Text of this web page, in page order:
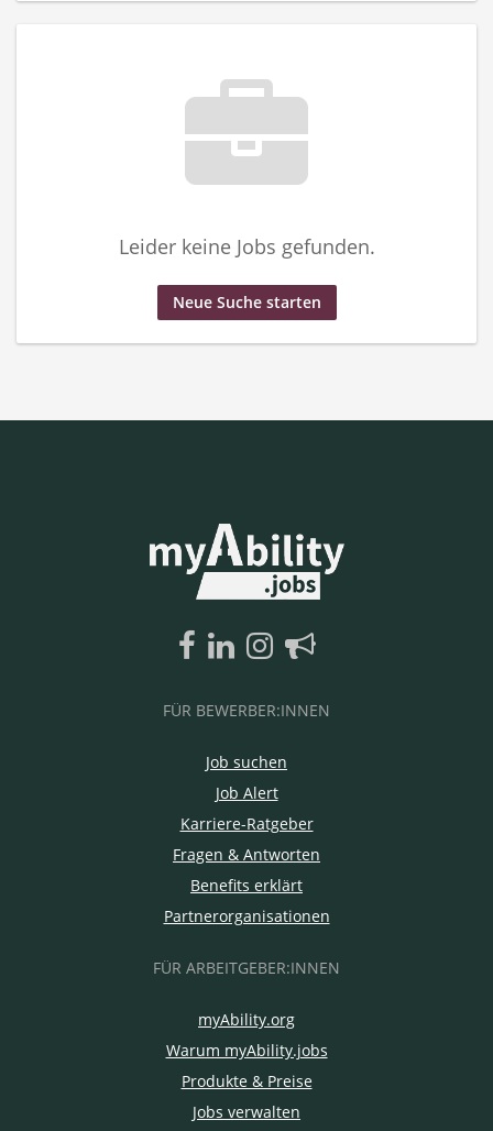
Leider keine Jobs gefunden.
Neue Suche starten
FÜR BEWERBER:INNEN
Job suchen
Job Alert
Karriere-Ratgeber
Fragen & Antworten
Benefits erklärt
Partnerorganisationen
FÜR ARBEITGEBER:INNEN
myAbility.org
Warum myAbility.jobs
Produkte & Preise
Jobs verwalten